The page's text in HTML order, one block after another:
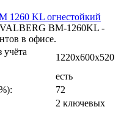
1260 KL огнестойкий
BM-1260KL -
в офисе.
1220х600х520
есть
72
2 ключевых